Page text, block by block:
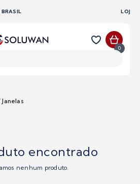
SEU ORÇAMENTO CONOSCO
0
Janelas
encontrado
nenhum produto.